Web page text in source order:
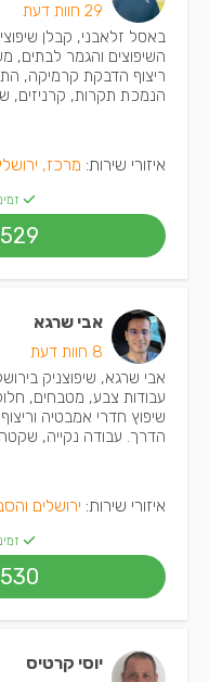
29 חוות דעת
באסל זלאבני, קבלן
השיפוצים והגמר לבתים,
ריצוף הדבקת קרמיקה,
הנמכת תקרות, קרניזים,
איזורי שירות: מרכז,
אבי שרגא
8 חוות דעת
אבי שרגא, שיפוצניק
עבודות צבע, מטבחים,
שיפוץ חדרי אמבטיה
הדרך. עבודה נקייה,
איזורי שירות: ירושלים
יוסי קרטיס